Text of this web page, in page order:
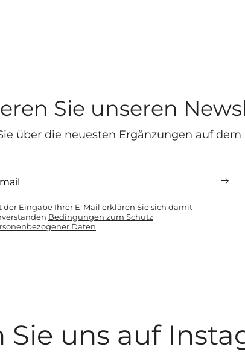
Sie unseren
über die neuesten Ergänzungen auf dem
der Eingabe Ihrer E-Mail erklären Sie sich damit
Bedingungen zum Schutz
Daten
Sie uns auf